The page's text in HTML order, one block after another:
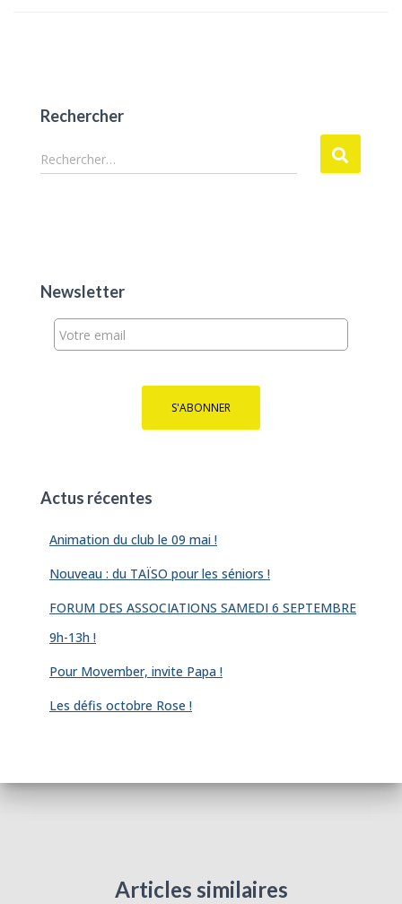
Rechercher
R
e
h
Rechercher…
Newsletter
Actus récentes
Animation du club le 09 mai !
Nouveau : du TAÏSO pour les séniors !
FORUM DES ASSOCIATIONS SAMEDI 6 SEPTEMBRE
9h-13h !
Pour Movember, invite Papa !
Les défis octobre Rose !
Articles similaires